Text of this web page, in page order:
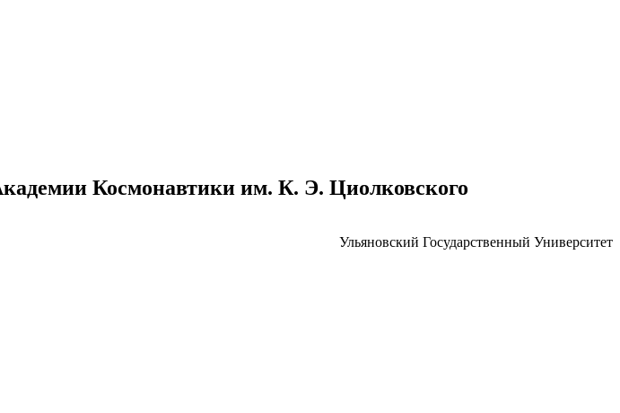
Космонавтики им. К. Э. Циолковского
Ульяновский Государственный Университет